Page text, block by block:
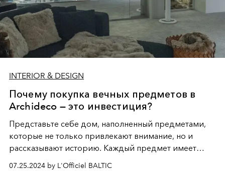
INTERIOR & DESIGN
Почему покупка вечных предметов в
Archideco — это инвестиция?
Представьте себе дом, наполненный предметами,
которые не только привлекают внимание, но и
рассказывают историю. Каждый предмет имеет
07.25.2024 by L'Officiel BALTIC